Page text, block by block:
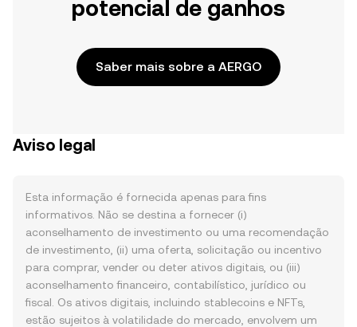
potencial de ganhos
Saber mais sobre a AERGO
Aviso legal
Esta informação é fornecida apenas para fins
informativos. Não se destina a fornecer (i)
aconselhamento de investimento ou uma recomendação
de investimento, (ii) uma oferta, solicitação ou incentivo
para comprar, vender ou deter ativos digitais, ou (iii)
aconselhamento financeiro, contabilístico, jurídico ou
fiscal. Os ativos digitais, incluindo stablecoins e NFTs,
estão sujeitos à volatilidade do mercado, envolvem um